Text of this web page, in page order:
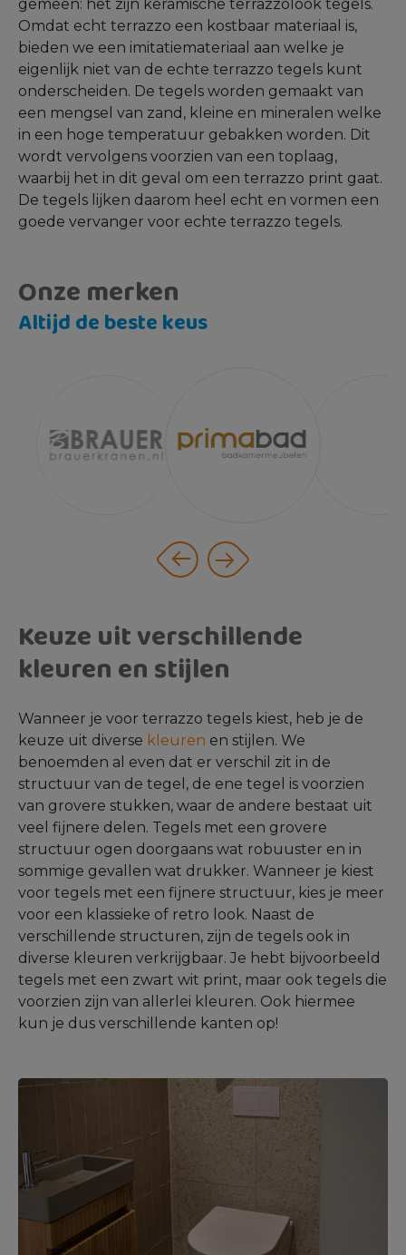
gemeen: het zijn keramische terrazzolook tegels.
Omdat echt terrazzo een kostbaar materiaal is,
bieden we een imitatiemateriaal aan welke je
eigenlijk niet van de echte terrazzo tegels kunt
onderscheiden. De tegels worden gemaakt van
een mengsel van zand, kleine en mineralen welke
in een hoge temperatuur gebakken worden. Dit
wordt vervolgens voorzien van een toplaag,
waarbij het in dit geval om een terrazzo print gaat.
De tegels lijken daarom heel echt en vormen een
goede vervanger voor echte terrazzo tegels.
Onze merken
Altijd de beste keus
Keuze uit verschillende
kleuren en stijlen
Wanneer je voor terrazzo tegels kiest, heb je de
keuze uit diverse kleuren en stijlen. We
benoemden al even dat er verschil zit in de
structuur van de tegel, de ene tegel is voorzien
van grovere stukken, waar de andere bestaat uit
veel fijnere delen. Tegels met een grovere
structuur ogen doorgaans wat robuuster en in
sommige gevallen wat drukker. Wanneer je kiest
voor tegels met een fijnere structuur, kies je meer
voor een klassieke of retro look. Naast de
verschillende structuren, zijn de tegels ook in
diverse kleuren verkrijgbaar. Je hebt bijvoorbeeld
tegels met een zwart wit print, maar ook tegels die
voorzien zijn van allerlei kleuren. Ook hiermee
kun je dus verschillende kanten op!